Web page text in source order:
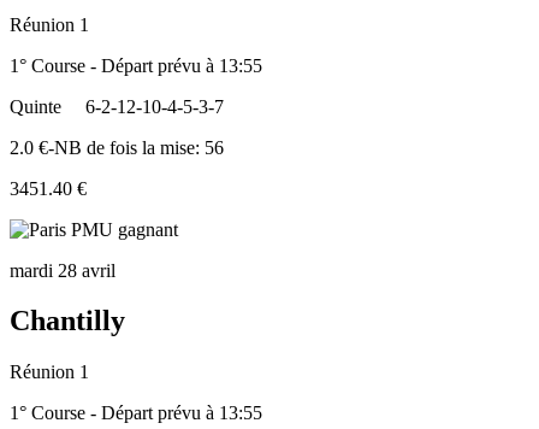
Réunion 1
1° Course - Départ prévu à 13:55
Quinte
6-2-12-10-4-5-3-7
2.0 €-NB de fois la mise: 56
3451.40 €
mardi 28 avril
Chantilly
Réunion 1
1° Course - Départ prévu à 13:55